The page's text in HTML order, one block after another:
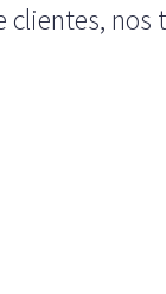
clientes, nos